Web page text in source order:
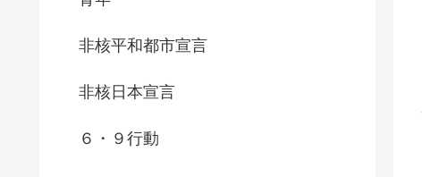
非核平和都市宣言
非核日本宣言
６・９行動